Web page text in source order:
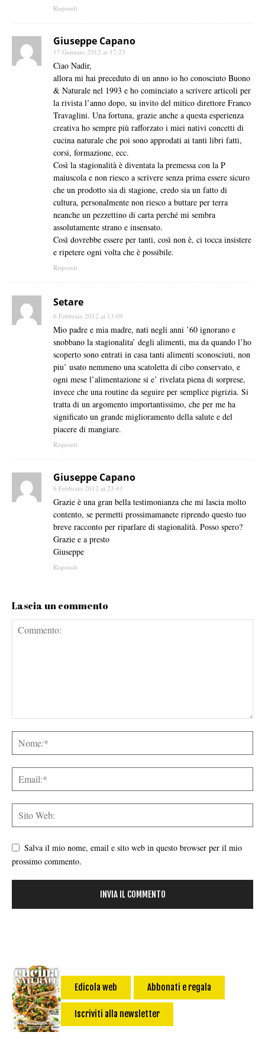
Rispondi
Giuseppe Capano
17 Gennaio 2012 at 17:23
Ciao Nadir,
allora mi hai preceduto di un anno io ho conosciuto Buono
& Naturale nel 1993 e ho cominciato a scrivere articoli per
la rivista l’anno dopo, su invito del mitico direttore Franco
Travaglini. Una fortuna, grazie anche a questa esperienza
creativa ho sempre più rafforzato i miei nativi concetti di
cucina naturale che poi sono approdati ai tanti libri fatti,
corsi, formazione, ecc.
Così la stagionalità è diventata la premessa con la P
maiuscola e non riesco a scrivere senza prima essere sicuro
che un prodotto sia di stagione, credo sia un fatto di
cultura, personalmente non riesco a buttare per terra
neanche un pezzettino di carta perché mi sembra
assolutamente strano e insensato.
Così dovrebbe essere per tanti, così non è, ci tocca insistere
e ripetere ogni volta che è possibile.
Rispondi
Setare
6 Febbraio 2012 at 13:09
Mio padre e mia madre, nati negli anni ’60 ignorano e
snobbano la stagionalita’ degli alimenti, ma da quando l’ho
scoperto sono entrati in casa tanti alimenti sconosciuti, non
piu’ usato nemmeno una scatoletta di cibo conservato, e
ogni mese l’alimentazione si e’ rivelata piena di sorprese,
invece che una routine da seguire per semplice pigrizia. Si
tratta di un argomento importantissimo, che per me ha
significato un grande miglioramento della salute e del
piacere di mangiare.
Rispondi
Giuseppe Capano
6 Febbraio 2012 at 23:41
Grazie è una gran bella testimonianza che mi lascia molto
contento, se permetti prossimamanete riprendo questo tuo
breve racconto per riparlare di stagionalità. Posso spero?
Grazie e a presto
Giuseppe
Rispondi
Lascia un commento
Salva il mio nome, email e sito web in questo browser per il mio
prossimo commento.
Edicola web Abbonati e regala
Iscriviti alla newsletter